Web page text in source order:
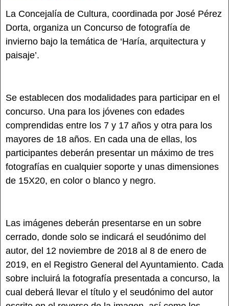
La Concejalía de Cultura, coordinada por José Pérez
Dorta, organiza un Concurso de fotografía de
invierno bajo la temática de ‘Haría, arquitectura y
paisaje’.
Se establecen dos modalidades para participar en el
concurso. Una para los jóvenes con edades
comprendidas entre los 7 y 17 años y otra para los
mayores de 18 años. En cada una de ellas, los
participantes deberán presentar un máximo de tres
fotografías en cualquier soporte y unas dimensiones
de 15X20, en color o blanco y negro.
Las imágenes deberán presentarse en un sobre
cerrado, donde solo se indicará el seudónimo del
autor, del 12 noviembre de 2018 al 8 de enero de
2019, en el Registro General del Ayuntamiento. Cada
sobre incluirá la fotografía presentada a concurso, la
cual deberá llevar el título y el seudónimo del autor